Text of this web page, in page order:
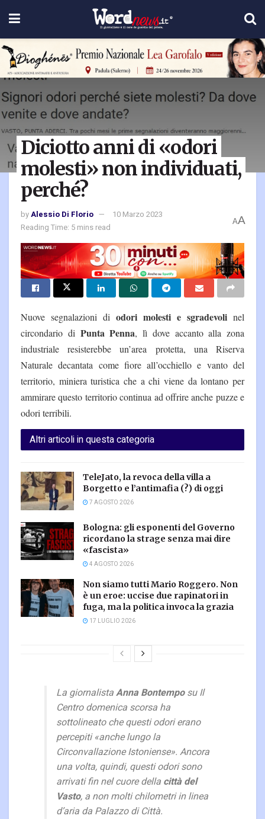
Diciotto anni di «odori
molesti» non individuati,
perché?
byAlessio Di Florio
10 Marzo 2023
Reading Time: 5 mins read
AA
Nuove segnalazioni di odori molesti e sgradevoli nel
circondario di Punta Penna, lì dove accanto alla zona
industriale resisterebbe un’area protetta, una Riserva
Naturale decantata come fiore all’occhiello e vanto del
territorio, miniera turistica che a chi viene da lontano per
ammirare questo territorio continua ad offrire anche puzze e
odori terribili.
Altri articoli in questa categoria
TeleJato, la revoca della villa a
Borgetto e l’antimafia (?) di oggi
7 AGOSTO 2026
Bologna: gli esponenti del Governo
ricordano la strage senza mai dire
«fascista»
4 AGOSTO 2026
Non siamo tutti Mario Roggero. Non
è un eroe: uccise due rapinatori in
fuga, ma la politica invoca la grazia
17 LUGLIO 2026
La giornalistaAnna BontemposuIl
Centro domenica scorsa ha
sottolineato che questi odori erano
percepiti «anche lungo la
Circonvallazione Istoniense». Ancora
una volta, quindi, questi odori sono
arrivati fin nel cuore della città del
Vasto, a non molti chilometri in linea
d’aria da Palazzo di Città.